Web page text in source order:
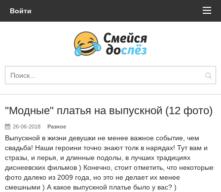
Войти
"Модные" платья на выпускной (12 фото)
26-06-2018 Разное
Выпускной в жизни девушки не менее важное событие, чем
свадьба! Наши героини точно знают толк в нарядах! Тут вам и
стразы, и перья, и длинные подолы, в лучших традициях
диснеевских фильмов ) Конечно, стоит отметить, что некоторые
фото далеко из 2009 года, но это не делает их менее
смешными ) А какое выпускной платье было у вас? )